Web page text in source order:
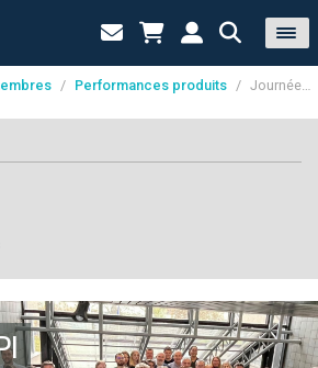
cookies
/ Performances produits / Journées EPI